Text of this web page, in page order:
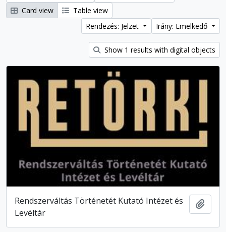
Card view
Table view
Rendezés: Jelzet
Irány: Emelkedő
Show 1 results with digital objects
Rendszerváltás Történetét Kutató Intézet és
Levéltár